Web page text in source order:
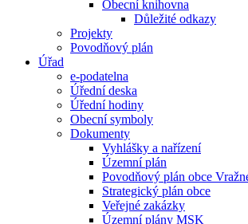
Obecní knihovna
Důležité odkazy
Projekty
Povodňový plán
Úřad
e-podatelna
Úřední deska
Úřední hodiny
Obecní symboly
Dokumenty
Vyhlášky a nařízení
Územní plán
Povodňový plán obce
Strategický plán obce
Veřejné zakázky
Územní plány MSK